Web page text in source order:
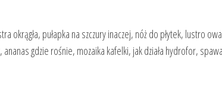
okrągła, pułapka na szczury inaczej, nóż do płytek, lustro
gdzie rośnie, mozaika kafelki, jak działa hydrofor,